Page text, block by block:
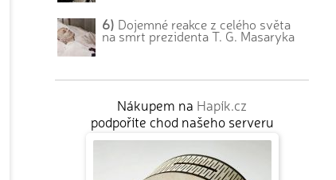
6) Dojemné reakce z celého světa
na smrt prezidenta T. G. Masaryka
Nákupem na Hapík.cz
podpoříte chod našeho serveru